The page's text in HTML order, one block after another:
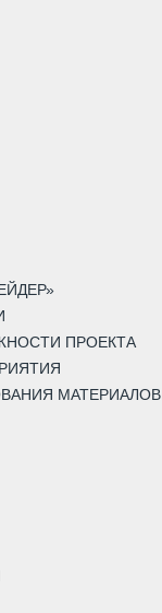
ПРОЕКТА
МАТЕРИАЛОВ